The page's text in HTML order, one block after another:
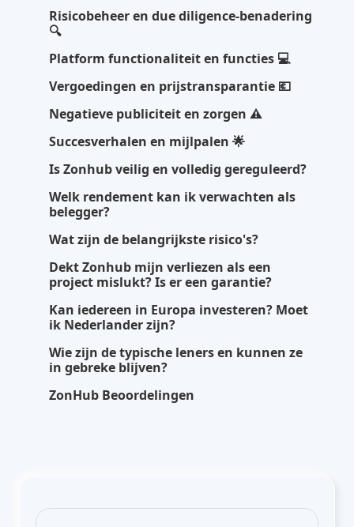
Risicobeheer en due diligence-benadering
🔍
Platform functionaliteit en functies 💻
Vergoedingen en prijstransparantie 💶
Negatieve publiciteit en zorgen ⚠️
Succesverhalen en mijlpalen 🌟
Is Zonhub veilig en volledig gereguleerd?
Welk rendement kan ik verwachten als
belegger?
Wat zijn de belangrijkste risico's?
Dekt Zonhub mijn verliezen als een
project mislukt? Is er een garantie?
Kan iedereen in Europa investeren? Moet
ik Nederlander zijn?
Wie zijn de typische leners en kunnen ze
in gebreke blijven?
ZonHub Beoordelingen